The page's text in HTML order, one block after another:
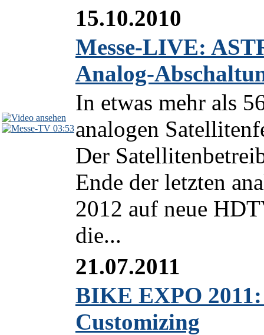
03:53
15.10.2010
Messe-LIVE:
Analog-
In etwas mehr als
analogen
Der
Ende der letzten
2012 auf neue
die...
21.07.2011
BIKE EXPO
Customizing